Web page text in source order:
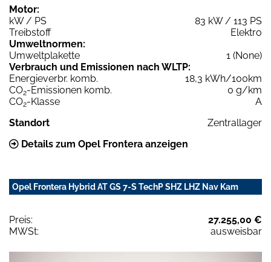
Motor:
kW / PS
83 kW / 113 PS
Treibstoff
Elektro
Umweltnormen:
Umweltplakette
1 (None)
Verbrauch und Emissionen nach WLTP:
Energieverbr. komb.
18,3 kWh/100km
CO2-Emissionen komb.
0 g/km
CO2-Klasse
A
Standort
Zentrallager
Details zum Opel Frontera anzeigen
Opel Frontera Hybrid AT GS 7-S TechP SHZ LHZ Nav Kam
Preis:
27.255,00 €
MWSt:
ausweisbar